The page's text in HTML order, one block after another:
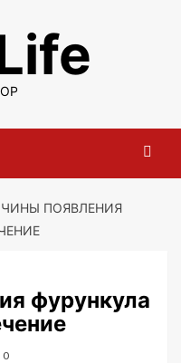
ПОЯВЛЕНИЯ
фурункула
0